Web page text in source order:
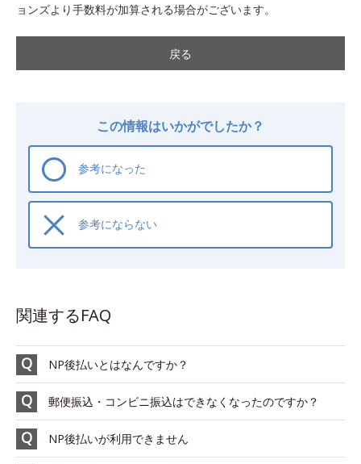
ョンズより手数料が加算される場合がございます。
戻る
この情報はいかがでしたか？
参考になった
参考にならない
関連するFAQ
NP後払いとはなんですか？
郵便振込・コンビニ振込はできなくなったのですか？
NP後払いが利用できません